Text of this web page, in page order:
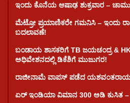
ಇಂದು ಕೊನೆಯ ಆಷಾಢ ಶುಕ್ರವಾರ –
ಮೆಟ್ರೋ ಪ್ರಯಾಣಿಕರೇ ಗಮನಿಸಿ – ಇಂದು
ಬದಲಾವಣೆ!
ಬಂಡಾಯ ಶಾಸಕರಿಗೆ TB ಜಯಚಂದ್ರ & HK
ಅಧಿವೇಶನದಲ್ಲಿ ಡಿಕೆಶಿಗೆ ಮುಜುಗರ!
ರಾಜೀನಾಮೆ ವಾಪಸ್ ಪಡೆದ
ಏರ್ ಇಂಡಿಯಾ ವಿಮಾನ 300 ಅಡಿ ಕುಸಿತ